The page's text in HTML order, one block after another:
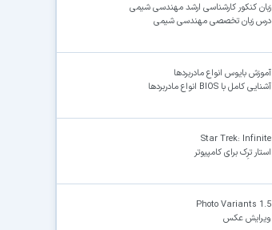
زبان کنکور کارشناسی ارشد مهندسی شیمی
درس زبان تخصصی مهندسی شیمی
آموزش بایوس انواع مادربردها
آشنایی کامل با BIOS انواع مادربردها
Star Trek: Infinite
استار ترِک برای کامپیوتر
Photo Variants 1.5
ویرایش عکس